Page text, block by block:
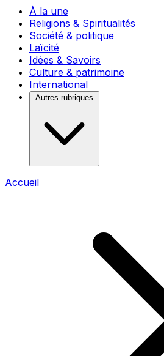
À la une
Religions & Spiritualités
Société & politique
Laïcité
Idées & Savoirs
Culture & patrimoine
International
Autres rubriques
Accueil